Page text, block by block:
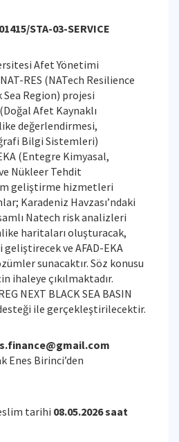
STA-03-SERVICE
Afet Yönetimi
RES (NATech Resilience
Region) projesi
Afet Kaynaklı
değerlendirmesi,
Bilgi Sistemleri)
(Entegre Kimyasal,
Nükleer Tehdit
geliştirme hizmetleri
Karadeniz Havzası’ndaki
Natech risk analizleri
haritaları oluşturacak,
ve AFAD-EKA
sunacaktır. Söz konusu
ihaleye çıkılmaktadır.
NEXT BLACK SEA BASIN
ile gerçekleştirilecektir.
Enes Birinci’den
tarihi 08.05.2026 saat